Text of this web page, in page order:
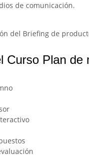
de comunicación.
del Briefing de
Curso Plan de